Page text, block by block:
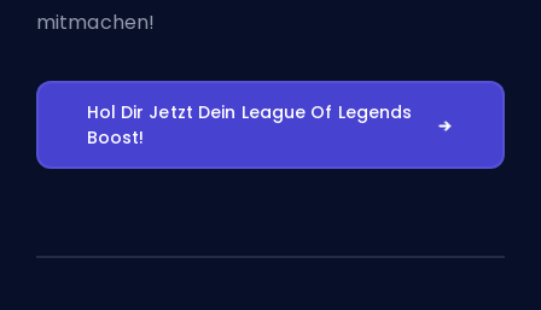
mitmachen!
Hol Dir Jetzt Dein League Of Legends
Boost!